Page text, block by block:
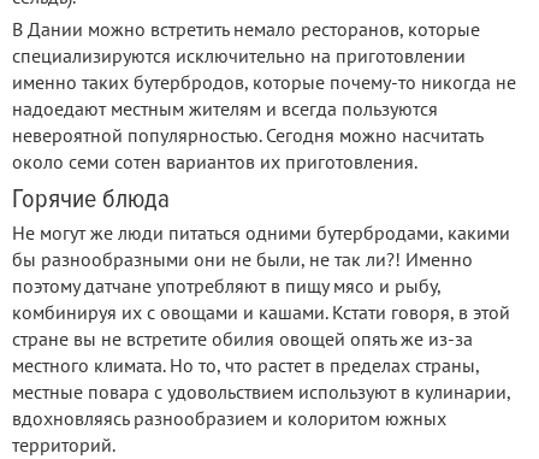
В Дании можно встретить немало ресторанов, которые
специализируются исключительно на приготовлении
именно таких бутербродов, которые почему-то никогда не
надоедают местным жителям и всегда пользуются
невероятной популярностью. Сегодня можно насчитать
около семи сотен вариантов их приготовления.
Горячие блюда
Не могут же люди питаться одними бутербродами, какими
бы разнообразными они не были, не так ли?! Именно
поэтому датчане употребляют в пищу мясо и рыбу,
комбинируя их с овощами и кашами. Кстати говоря, в этой
стране вы не встретите обилия овощей опять же из-за
местного климата. Но то, что растет в пределах страны,
местные повара с удовольствием используют в кулинарии,
вдохновляясь разнообразием и колоритом южных
территорий.